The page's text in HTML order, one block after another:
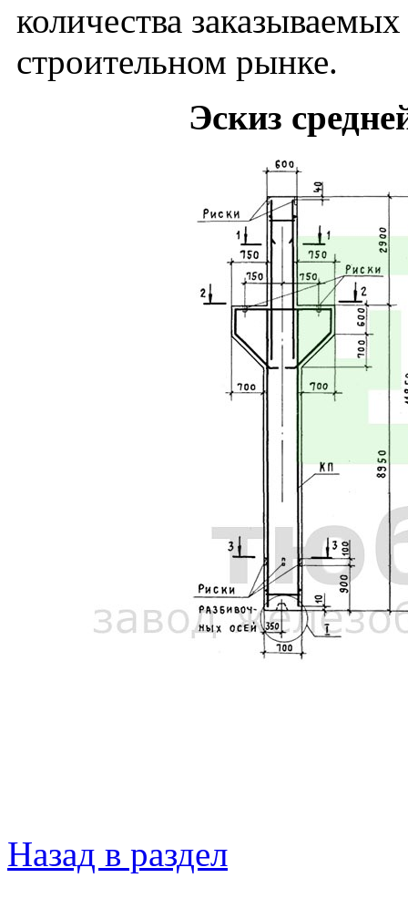
количества
строительном рынке.
Эскиз
Назад в раздел